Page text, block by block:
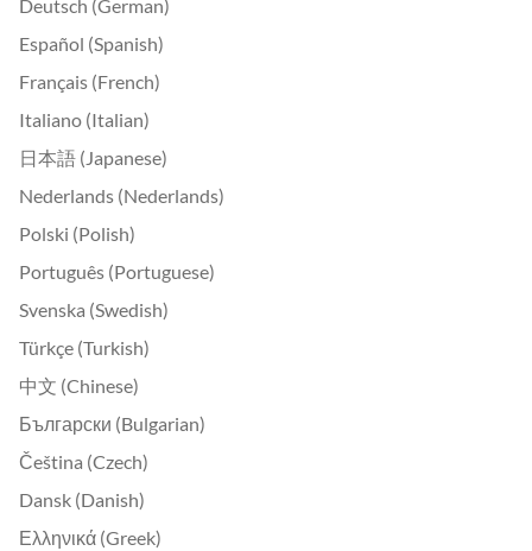
Deutsch (German)
Español (Spanish)
Français (French)
Italiano (Italian)
日本語 (Japanese)
Nederlands (Nederlands)
Polski (Polish)
Português (Portuguese)
Svenska (Swedish)
Türkçe (Turkish)
中文 (Chinese)
Български (Bulgarian)
Čeština (Czech)
Dansk (Danish)
Ελληνικά (Greek)